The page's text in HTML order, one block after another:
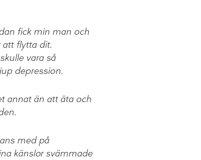
fick min man och
flytta dit.
vara så
depression.
annat än att äta och
med på
känslor svämmade